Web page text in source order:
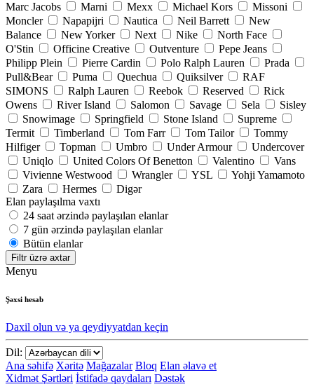
Marc Jacobs
Marni Mexx Michael Kors
Missoni
Moncler
Napapijri Nautica Neil Barrett
New
Balance
New Yorker Next Nike
North Face
O'Stin
Officine Creative Outventure
Pepe Jeans
Philipp Plein
Pierre Cardin Polo Ralph Lauren
Prada
Pull&Bear
Puma Quechua Quiksilver
RAF
SIMONS
Ralph Lauren Reebok Reserved
Rick
Owens
River Island Salomon Savage Sela
Sisley
Snowimage
Springfield Stone Island
Supreme
Termit
Timberland Tom Farr Tom Tailor
Tommy
Hilfiger
Topman Umbro Under Armour
Undercover
Uniqlo
United Colors Of Benetton Valentino
Vans
Vivienne Westwood
Wrangler YSL
Yohji Yamamoto
Zara
Hermes
Digər
Elan paylaşılma vaxtı
24 saat ərzində paylaşılan elanlar
7 gün ərzində paylaşılan elanlar
Bütün elanlar
Filtr üzrə axtar
Menyu
Şəxsi hesab
Daxil olun və ya qeydiyyatdan keçin
Dil:
Ana səhifə Xəritə Mağazalar Bloq Elan əlavə et
Xidmət Şərtləri İstifadə qaydaları Dəstək